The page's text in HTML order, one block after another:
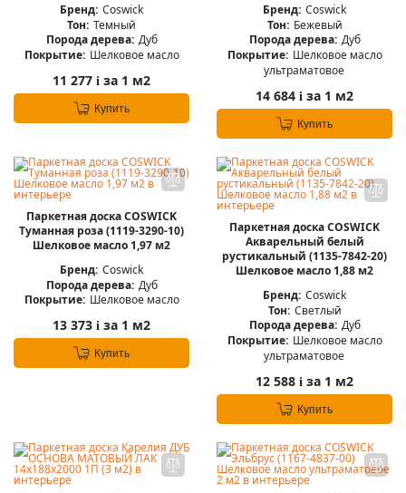
Бренд: Coswick
Тон: Темный
Порода дерева: Дуб
Покрытие: Шелковое масло
11 277 i за 1 м2
Купить
Бренд: Coswick
Тон: Бежевый
Порода дерева: Дуб
Покрытие: Шелковое масло
ультраматовое
14 684 i за 1 м2
Купить
Паркетная доска COSWICK
Туманная роза (1119-3290-10)
Шелковое масло 1,97 м2
Бренд: Coswick
Порода дерева: Дуб
Покрытие: Шелковое масло
13 373 i за 1 м2
Купить
Паркетная доска COSWICK
Акварельный белый
рустикальный (1135-7842-20)
Шелковое масло 1,88 м2
Бренд: Coswick
Тон: Светлый
Порода дерева: Дуб
Покрытие: Шелковое масло
ультраматовое
12 588 i за 1 м2
Купить